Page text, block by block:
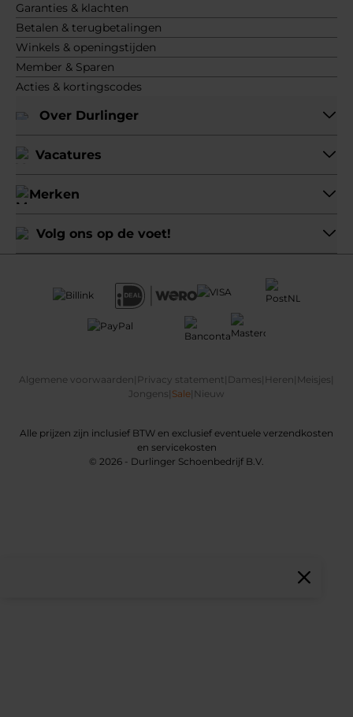
Garanties & klachten
Betalen & terugbetalingen
Winkels & openingstijden
Member & Sparen
Acties & kortingscodes
Over Durlinger
Vacatures
Merken
Volg ons op de voet!
Algemene voorwaarden Privacy statement Dames Heren Meisjes
Jongens Sale Nieuw
Alle prijzen zijn inclusief BTW en exclusief eventuele verzendkosten
en servicekosten
© 2026 - Durlinger Schoenbedrijf B.V.